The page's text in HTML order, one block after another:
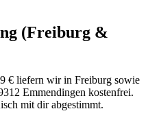
(Freiburg &
€ liefern wir in Freiburg sowie
Emmendingen kostenfrei.
mit dir abgestimmt.